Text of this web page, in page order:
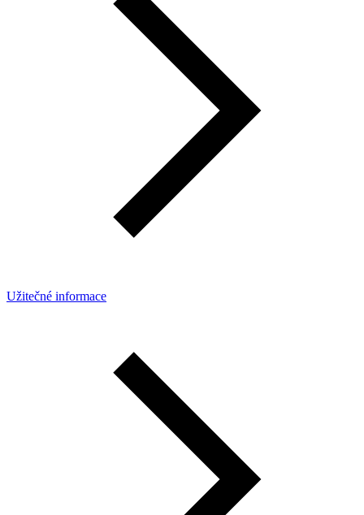
Užitečné informace